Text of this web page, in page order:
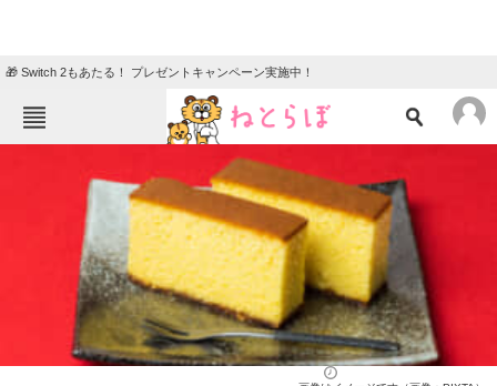
🎁 Switch 2もあたる！ プレゼントキャンペーン実施中！
ニュース
クイズ
地域
教育・育児
リサーチ